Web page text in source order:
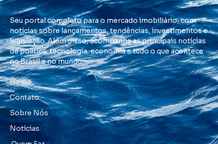
Seu portal completo para o mercado imobiliário, com
notícias sobre lançamentos, tendências, investimentos e
legislação. Além disso, acompanhe as principais notícias
de política, tecnologia, economia e tudo o que acontece
no Brasil e no mundo.
Home
Contato
Sobre Nós
Notícias